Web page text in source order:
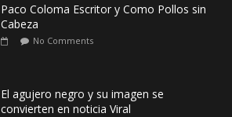
Paco Coloma Escritor y Como Pollos sin
Cabeza
No Comments
El agujero negro y su imagen se
convierten en noticia Viral